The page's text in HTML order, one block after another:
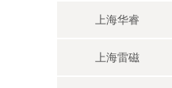
上海华睿
上海雷磁